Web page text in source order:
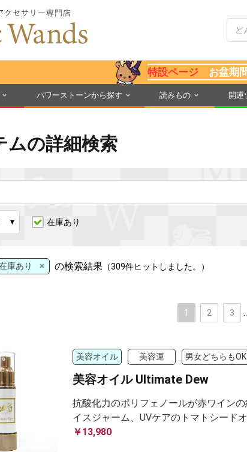
特設ページ お盆期
パワーストーンから探す 読みもの 開運
ムの詳細検索
在庫あり
庫あり × の検索結果 （309件ヒットしました。）
1 2 3
美容オイル 美容運 男女どちらもOK
美容オイル Ultimate Dew
抗酸化力のポリフェノールが赤ワイン
イスジャーム、UVケアのトマトシード
￥13,980